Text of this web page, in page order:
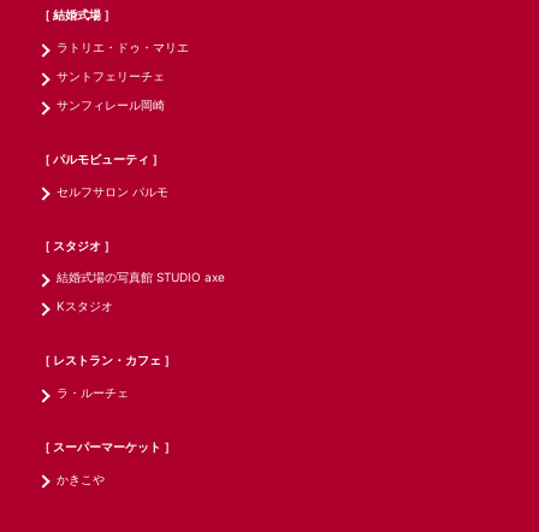
［ 結婚式場 ］
ラトリエ・ドゥ・マリエ
サントフェリーチェ
サンフィレール岡崎
［ パルモビューティ ］
セルフサロン パルモ
［ スタジオ ］
結婚式場の写真館 STUDIO axe
Kスタジオ
［ レストラン・カフェ ］
ラ・ルーチェ
［ スーパーマーケット ］
かきこや